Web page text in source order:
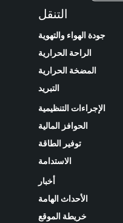
التنقل
جودة الهواء والتهوية
الراحة الحرارية
المضخة الحرارية
الإجراءات التنظيمية
الحوافز المالية
توفير الطاقة
الاستدامة
الأحداث الهامة
خريطة الموقع